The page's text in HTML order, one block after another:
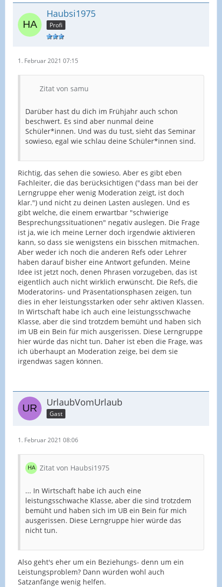
Haubsi1975
Profi
1. Februar 2021 07:15
Zitat von samu
Darüber hast du dich im Frühjahr auch schon
beschwert. Es sind aber nunmal deine
Schüler*innen. Und was du tust, sieht das Seminar
sowieso, egal wie schlau deine Schüler*innen sind.
Richtig, das sehen die sowieso. Aber es gibt eben
Fachleiter, die das berücksichtigen ("dass man bei der
Lerngruppe eher wenig Moderation zeigt, ist doch
klar.") und nicht zu deinen Lasten auslegen. Und es
gibt welche, die einem erwartbar "schwierige
Besprechungssituationen" negativ auslegen. Die Frage
ist ja, wie ich meine Lerner doch irgendwie aktivieren
kann, so dass sie wenigstens ein bisschen mitmachen.
Aber weder ich noch die anderen Refs oder Lehrer
haben darauf bisher eine Antwort gefunden. Meine
Idee ist jetzt noch, denen Phrasen vorzugeben, das ist
eigentlich auch nicht wirklich erwünscht. Die Refs, die
Moderatorins- und Präsentationsphasen zeigen, tun
dies in eher leistungsstarken oder sehr aktiven Klassen.
In Wirtschaft habe ich auch eine leistungsschwache
Klasse, aber die sind trotzdem bemüht und haben sich
im UB ein Bein für mich ausgerissen. Diese Lerngruppe
hier würde das nicht tun. Daher ist eben die Frage, was
ich überhaupt an Moderation zeige, bei dem sie
irgendwas sagen können.
UrlaubVomUrlaub
Gast
1. Februar 2021 08:06
Zitat von Haubsi1975
... In Wirtschaft habe ich auch eine
leistungsschwache Klasse, aber die sind trotzdem
bemüht und haben sich im UB ein Bein für mich
ausgerissen. Diese Lerngruppe hier würde das
nicht tun.
Also geht's eher um ein Beziehungs- denn um ein
Leistungsproblem? Dann würden wohl auch
Satzanfänge wenig helfen.